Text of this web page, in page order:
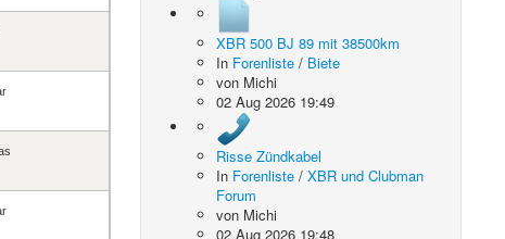
XBR 500 BJ 89 mit 38500km
In Forenliste / Biete
von Michi
02 Aug 2026 19:49
Risse Zündkabel
In Forenliste /XBR und Clubman
Forum
von Michi
02 Aug 2026 19:48